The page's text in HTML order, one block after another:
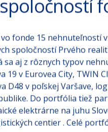
fonde 15 nehnuteľností
spoločností Prvého
sa aj z rôznych typov
19 v Eurovea City, TWIN
D48 v poľskej Varšave,
Do portfólia tiež